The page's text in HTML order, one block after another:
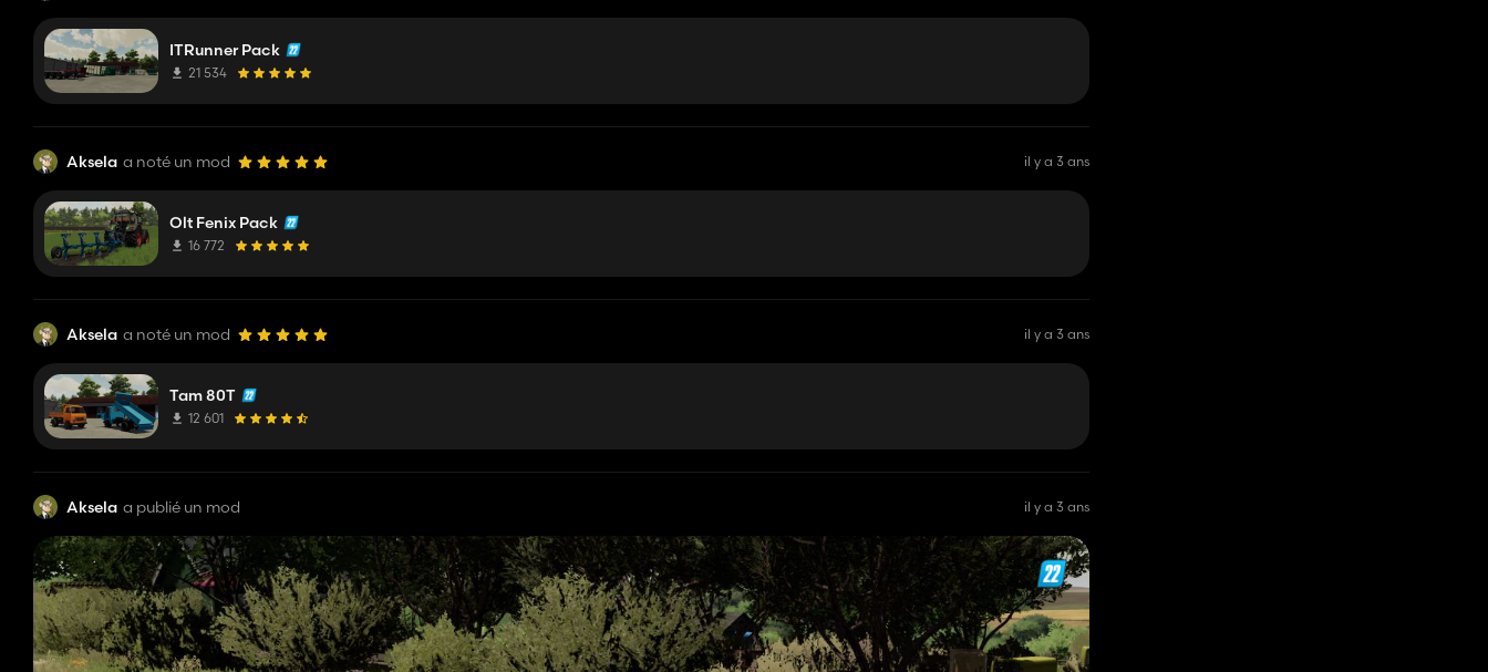
ITRunner Pack
21 534
Aksela a noté un mod il y a 3 ans
Olt Fenix Pack
16 772
Aksela a noté un mod il y a 3 ans
Tam 80T
12 601
Aksela a publié un mod il y a 3 ans